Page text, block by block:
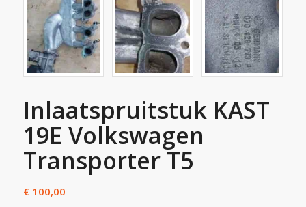
Inlaatspruitstuk KAST
19E Volkswagen
Transporter T5
€100,00